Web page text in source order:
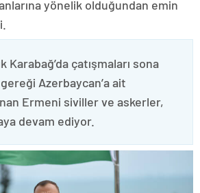
yönelik olduğundan emin
Karabağ’da çatışmaları sona
Azerbaycan’a ait
Ermeni siviller ve askerler,
devam ediyor.